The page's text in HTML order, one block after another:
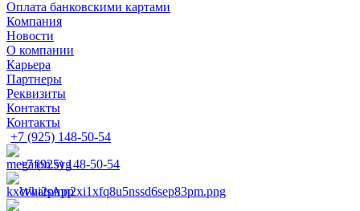
Оплата банковскими картами
Компания
Новости
О компании
Карьера
Партнеры
Реквизиты
Контакты
Контакты
+7 (925) 148-50-54
+7 (925) 148-50-54
WhatsApp